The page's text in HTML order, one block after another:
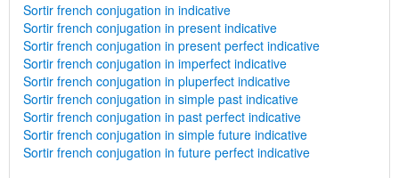
Sortir french conjugation in indicative
Sortir french conjugation in present indicative
Sortir french conjugation in present perfect indicative
Sortir french conjugation in imperfect indicative
Sortir french conjugation in pluperfect indicative
Sortir french conjugation in simple past indicative
Sortir french conjugation in past perfect indicative
Sortir french conjugation in simple future indicative
Sortir french conjugation in future perfect indicative